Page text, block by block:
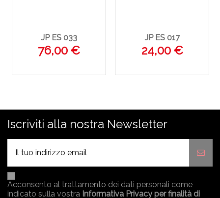
JP ES 033
76,00 €
JP ES 017
24,00 €
Iscriviti alla nostra Newsletter
Acconsento al trattamento dei dati personali come
indicato sulla vostra Informativa Privacy per finalità di